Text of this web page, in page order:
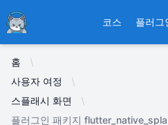
Ducafecat 코스 플러그
홈
사용자 여정
스플래시 화면
플러그인 패키지